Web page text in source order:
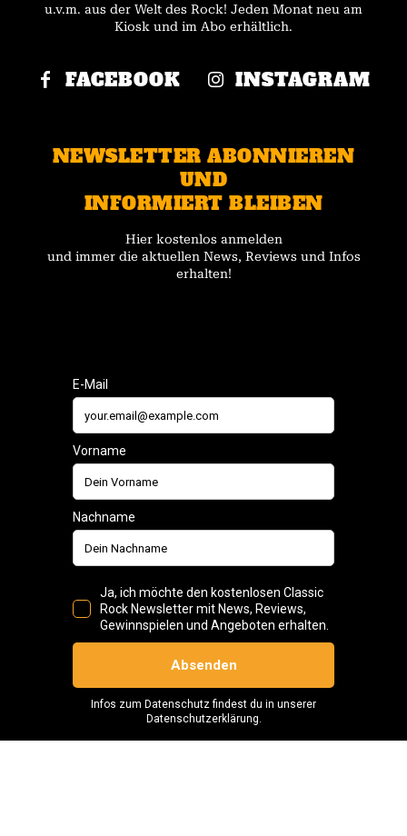
u.v.m. aus der Welt des Rock! Jeden Monat neu am
Kiosk und im Abo erhältlich.
FACEBOOK INSTAGRAM
NEWSLETTER ABONNIEREN
UND
INFORMIERT BLEIBEN
Hier kostenlos anmelden
und immer die aktuellen News, Reviews und Infos
erhalten!